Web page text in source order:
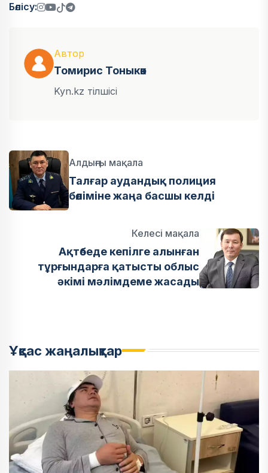
Бөлісу:
Автор
Томирис Тоныкөк
Kyn.kz тілшісі
Алдыңғы мақала
Талғар аудандық полиция
бөліміне жаңа басшы келді
Келесі мақала
Ақтөбеде кепілге алынған
тұрғындарға қатысты облыс
әкімі мәлімдеме жасады
Ұқсас жаңалықтар